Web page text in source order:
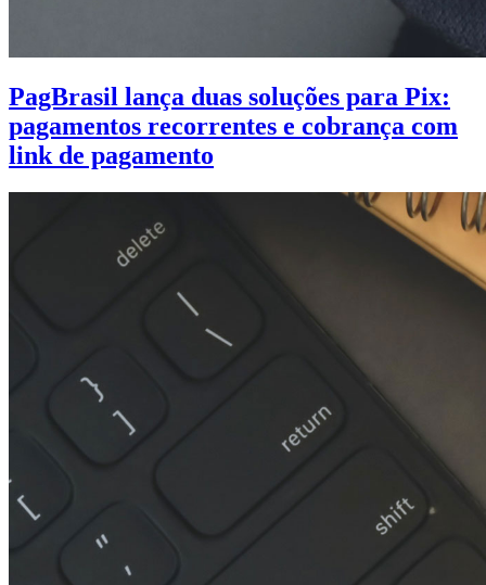
PagBrasil lança duas soluções para Pix:
pagamentos recorrentes e cobrança com
link de pagamento